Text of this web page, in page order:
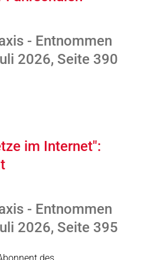
- Entnommen
2026, Seite 390
im Internet":
- Entnommen
2026, Seite 395